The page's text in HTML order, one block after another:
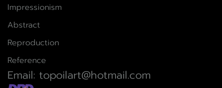
Impressionism
Abstract
Reproduction
Reference
Email: topoilart@hotmail.com